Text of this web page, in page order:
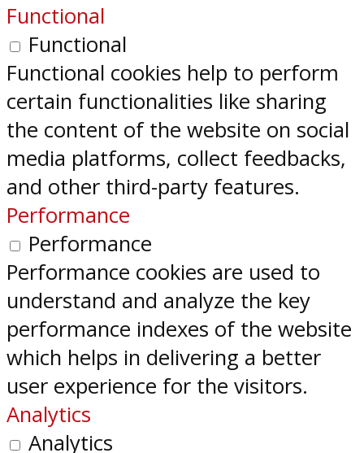
Functional
Functional
Functional cookies help to perform
certain functionalities like sharing
the content of the website on social
media platforms, collect feedbacks,
and other third-party features.
Performance
Performance
Performance cookies are used to
understand and analyze the key
performance indexes of the website
which helps in delivering a better
user experience for the visitors.
Analytics
Analytics